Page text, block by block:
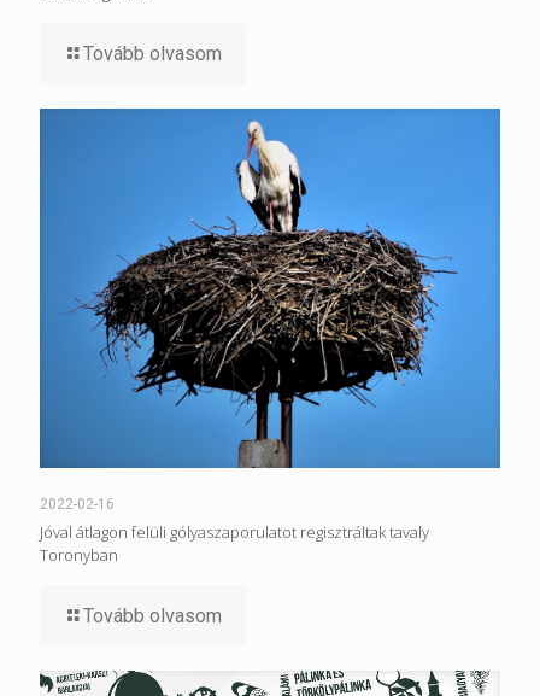
Tovább olvasom
2022-02-16
Jóval átlagon felüli gólyaszaporulatot regisztráltak tavaly
Toronyban
Tovább olvasom